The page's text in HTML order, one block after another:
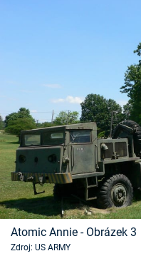
Atomic Annie - Obrázek 3
Zdroj: US ARMY